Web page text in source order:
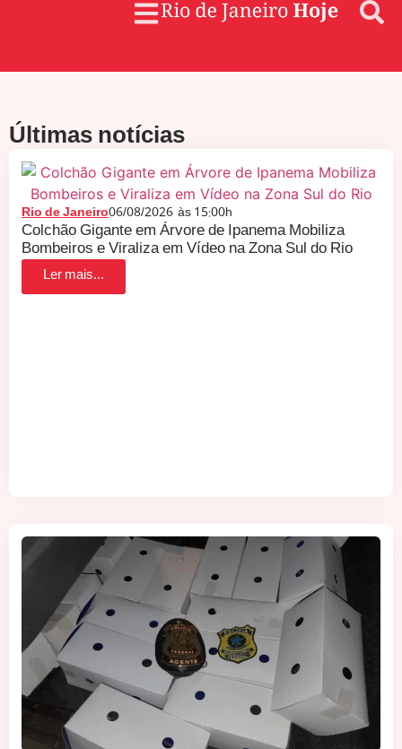
Últimas notícias
Rio de Janeiro06/08/2026 às15:00h
Colchão Gigante em Árvore de Ipanema Mobiliza
Bombeiros e Viraliza em Vídeo na Zona Sul do Rio
Ler mais...